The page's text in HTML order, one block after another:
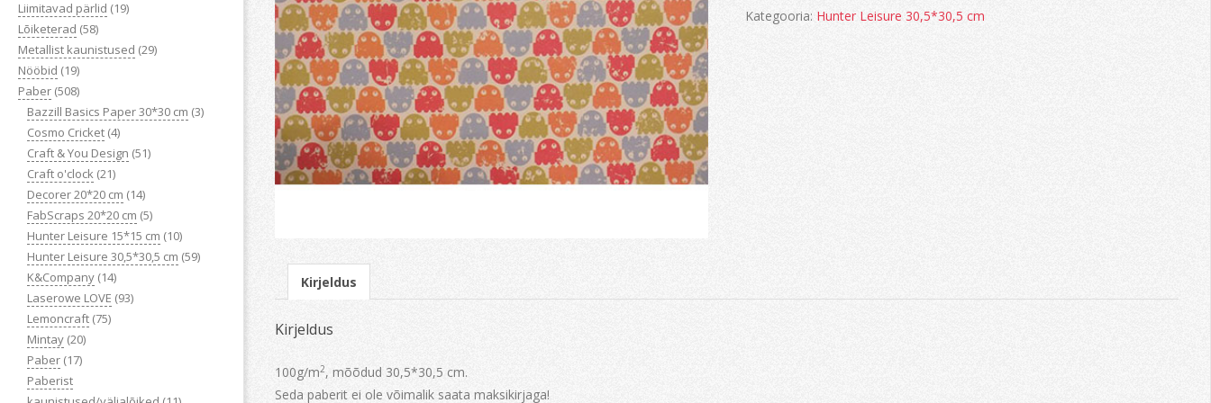
Liimitavad pärlid (19)
Lõiketerad (58)
Metallist kaunistused (29)
Nööbid (19)
Paber (508)
Bazzill Basics Paper 30*30 cm (3)
Cosmo Cricket (4)
Craft & You Design (51)
Craft o'clock (21)
Decorer 20*20 cm (14)
FabScraps 20*20 cm (5)
Hunter Leisure 15*15 cm (10)
Hunter Leisure 30,5*30,5 cm (59)
K&Company (14)
Laserowe LOVE (93)
Lemoncraft (75)
Mintay (20)
Paber (17)
Paberist
Kategooria: Hunter Leisure 30,5*30,5 cm
Kirjeldus
Kirjeldus
100g/m2, mõõdud 30,5*30,5 cm.
Seda paberit ei ole võimalik saata maksikirjaga!